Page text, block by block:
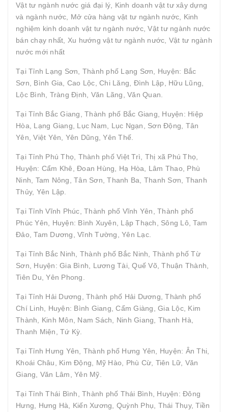
Vật tư ngành nước giá đại lý, Kinh doanh vật tư xây dựng
và ngành nước, Mở cửa hàng vật tư ngành nước, Kinh
nghiệm kinh doanh vật tư ngành nước, Vật tư ngành nước
bán chạy nhất, Xu hướng vật tư ngành nước, Vật tư ngành
nước mới nhất
Tại Tỉnh Lạng Sơn, Thành phố Lạng Sơn, Huyện: Bắc
Sơn, Bình Gia, Cao Lộc, Chi Lăng, Đình Lập, Hữu Lũng,
Lộc Bình, Tràng Định, Văn Lãng, Văn Quan.
Tại Tỉnh Bắc Giang, Thành phố Bắc Giang, Huyện: Hiệp
Hòa, Lạng Giang, Lục Nam, Lục Ngạn, Sơn Động, Tân
Yên, Việt Yên, Yên Dũng, Yên Thế.
Tại Tỉnh Phú Thọ, Thành phố Việt Trì, Thị xã Phú Thọ,
Huyện: Cẩm Khê, Đoan Hùng, Hạ Hòa, Lâm Thao, Phù
Ninh, Tam Nông, Tân Sơn, Thanh Ba, Thanh Sơn, Thanh
Thủy, Yên Lập.
Tại Tỉnh Vĩnh Phúc, Thành phố Vĩnh Yên, Thành phố
Phúc Yên, Huyện: Bình Xuyên, Lập Thạch, Sông Lô, Tam
Đảo, Tam Dương, Vĩnh Tường, Yên Lạc.
Tại Tỉnh Bắc Ninh, Thành phố Bắc Ninh, Thành phố Từ
Sơn, Huyện: Gia Bình, Lương Tài, Quế Võ, Thuận Thành,
Tiên Du, Yên Phong.
Tại Tỉnh Hải Dương, Thành phố Hải Dương, Thành phố
Chí Linh, Huyện: Bình Giang, Cẩm Giàng, Gia Lộc, Kim
Thành, Kinh Môn, Nam Sách, Ninh Giang, Thanh Hà,
Thanh Miện, Tứ Kỳ.
Tại Tỉnh Hưng Yên, Thành phố Hưng Yên, Huyện: Ân Thi,
Khoái Châu, Kim Động, Mỹ Hào, Phù Cừ, Tiên Lữ, Văn
Giang, Văn Lâm, Yên Mỹ.
Tại Tỉnh Thái Bình, Thành phố Thái Bình, Huyện: Đông
Hưng, Hưng Hà, Kiến Xương, Quỳnh Phụ, Thái Thụy, Tiền